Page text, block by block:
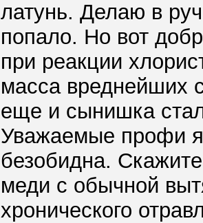
латунь. Делаю в
попало. Но вот
при реакции
масса вреднейших
еще и сынишка
Уважаемые профи
безобидна.
меди с обычной
хронического